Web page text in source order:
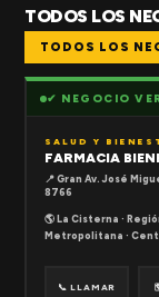
TODOS LOS
TODOS LOS
✔ NEGOCIO
SALUD Y
FARMACIA
📍 Gran Av. José
8766
🌎 La Cisterna ·
Metropolitana ·
📞 LLAMAR